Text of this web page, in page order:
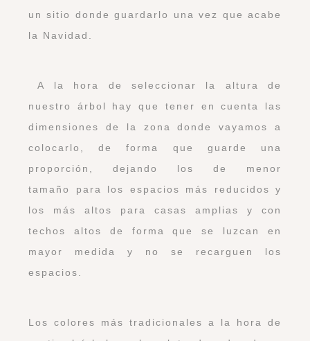
un sitio donde guardarlo una vez que acabe
la Navidad.
A la hora de seleccionar la altura de
nuestro árbol hay que tener en cuenta las
dimensiones de la zona donde vayamos a
colocarlo, de forma que guarde una
proporción, dejando los de menor
tamaño para los espacios más reducidos y
los más altos para casas amplias y con
techos altos de forma que se luzcan en
mayor medida y no se recarguen los
espacios.
Los colores más tradicionales a la hora de